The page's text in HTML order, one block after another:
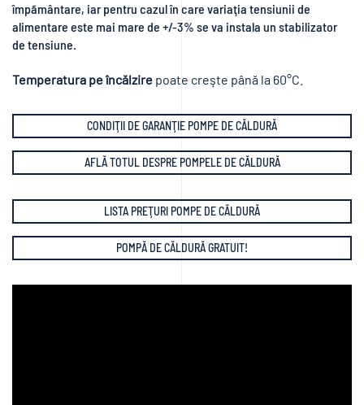
împãmântare, iar pentru cazul în care variaţia tensiunii de
alimentare este mai mare de +/-3% se va instala un stabilizator
de tensiune.
Temperatura pe încălzire poate creşte până la 60°C.
CONDIŢII DE GARANŢIE POMPE DE CĂLDURĂ
AFLĂ TOTUL DESPRE POMPELE DE CĂLDURĂ
LISTA PREŢURI POMPE DE CĂLDURĂ
POMPĂ DE CĂLDURĂ GRATUIT!